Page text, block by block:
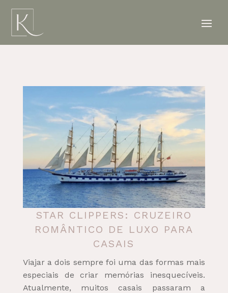
STAR CLIPPERS: CRUZEIRO
ROMÂNTICO DE LUXO PARA
CASAIS
Viajar a dois sempre foi uma das formas mais
especiais de criar memórias inesquecíveis.
Atualmente, muitos casais passaram a